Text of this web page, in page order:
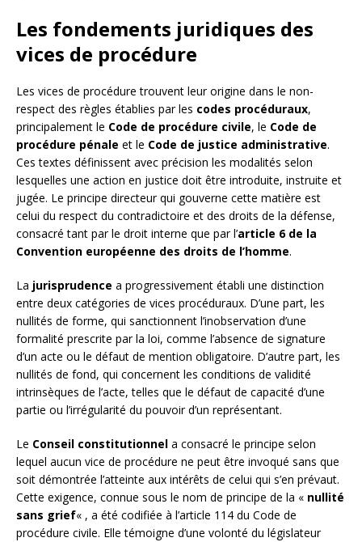
Les fondements juridiques des
vices de procédure
Les vices de procédure trouvent leur origine dans le non-
respect des règles établies par les codes procéduraux,
principalement le Code de procédure civile, le Code de
procédure pénale et le Code de justice administrative.
Ces textes définissent avec précision les modalités selon
lesquelles une action en justice doit être introduite, instruite et
jugée. Le principe directeur qui gouverne cette matière est
celui du respect du contradictoire et des droits de la défense,
consacré tant par le droit interne que par l’article 6 de la
Convention européenne des droits de l’homme.
La jurisprudence a progressivement établi une distinction
entre deux catégories de vices procéduraux. D’une part, les
nullités de forme, qui sanctionnent l’inobservation d’une
formalité prescrite par la loi, comme l’absence de signature
d’un acte ou le défaut de mention obligatoire. D’autre part, les
nullités de fond, qui concernent les conditions de validité
intrinsèques de l’acte, telles que le défaut de capacité d’une
partie ou l’irrégularité du pouvoir d’un représentant.
Le Conseil constitutionnel a consacré le principe selon
lequel aucun vice de procédure ne peut être invoqué sans que
soit démontrée l’atteinte aux intérêts de celui qui s’en prévaut.
Cette exigence, connue sous le nom de principe de la « nullité
sans grief« , a été codifiée à l’article 114 du Code de
procédure civile. Elle témoigne d’une volonté du législateur